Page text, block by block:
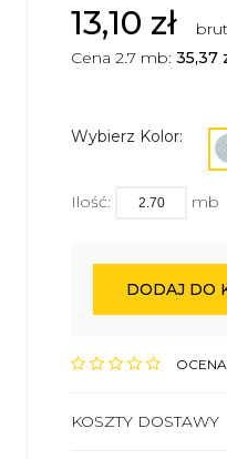
13,10 zł
Cena 2.7 mb: 35,37
Wybierz Kolor:
Ilość: mb
DODAJ DO
KOSZTY DOSTAWY